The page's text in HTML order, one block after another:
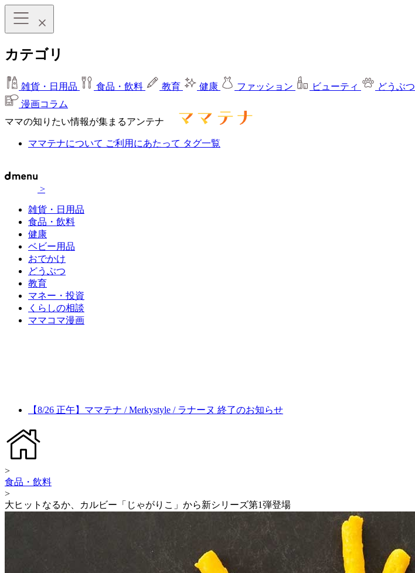
カテゴリ
雑貨・日用品 食品・飲料 教育 健康 ファッション ビューティ どうぶつ
漫画コラム
ママの知りたい情報が集まるアンテナ
ママテナについて ご利用にあたって タグ一覧
>
雑貨・日用品
食品・飲料
健康
ベビー用品
おでかけ
どうぶつ
教育
マネー・投資
くらしの相談
ママコマ漫画
【8/26 正午】ママテナ / Merkystyle / ラナーヌ 終了のお知らせ
>
食品・飲料
>
大ヒットなるか、カルビー「じゃがりこ」から新シリーズ第1弾登場